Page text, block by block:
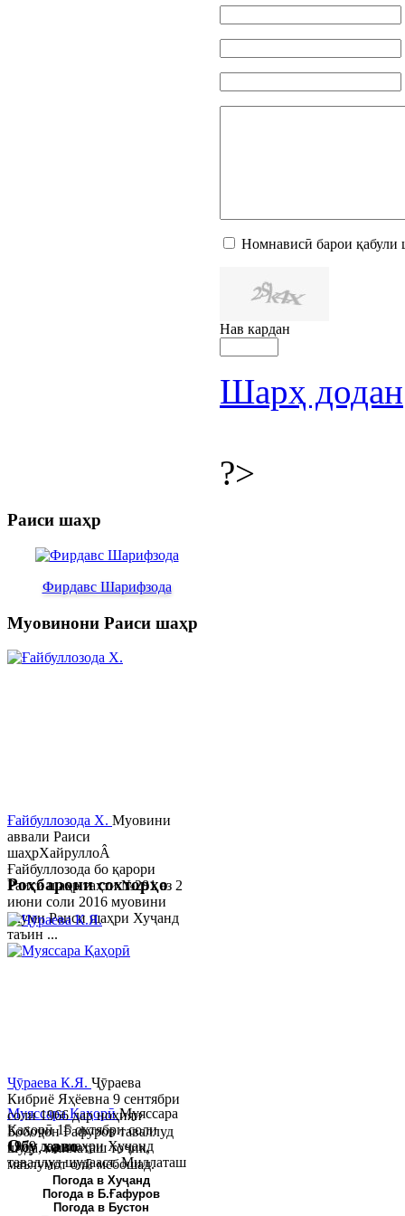
Номнависӣ барои қабули
Нав кардан
Шарҳ додан
?>
Раиси шаҳр
Фирдавс Шарифзода
Муовинони Раиси шаҳр
Ғайбуллозода Х. Муовини
аввали Раиси
шаҳрХайруллоÂ
Ғайбуллозода бо қарори
Раиси шаҳр таҳти №281 аз 2
июни соли 2016 муовини
якуми Раиси шаҳри Хуҷанд
таъин ...
Муяссара ҚаҳорӣМуяссара
Қаҳорӣ 15 октябри соли
1979 дар шаҳри Хуҷанд
таваллуд шудааст. Миллаташ
тоҷик. Маълумот олӣ. Соли
2002 Донишгоҳи давлатии
Хуҷанд ба...
Роҳбарони сохторҳо
Ҷӯраева К.Я. Ҷӯраева
Кибриё Яҳёевна 9 сентябри
соли 1966 дар ноҳияи
Бобоҷон Ғафуров таваллуд
шуда, миллаташ тоҷик,
маълумот олӣ мебошад.
Соли 1997 Донишг...
Обу хаво
Погода в Хуҷанд
Погода в Б.Ғафуров
Погода в Бустон